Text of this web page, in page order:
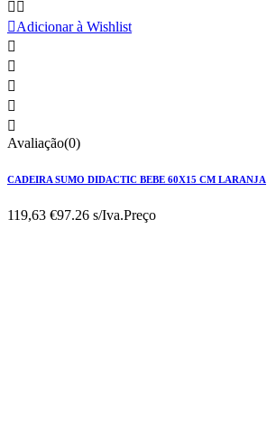
 
Adicionar à Wishlist





Avaliação(0)
CADEIRA SUMO DIDACTIC BEBE 60X15 CM LARANJA
119,63 €97.26 s/Iva.Preço